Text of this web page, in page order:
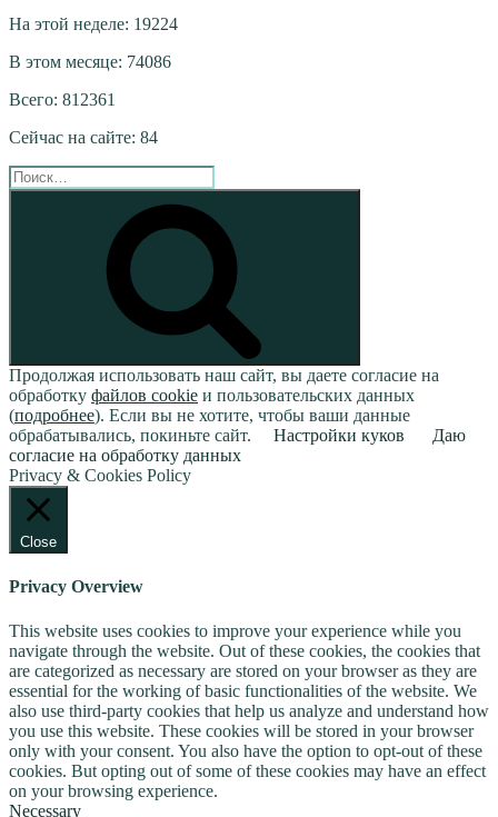
На этой неделе: 19224
В этом месяце: 74086
Всего: 812361
Сейчас на сайте: 84
Искать:
Продолжая использовать наш сайт, вы даете согласие на
обработку файлов cookie и пользовательских данных
(подробнее). Если вы не хотите, чтобы ваши данные
обрабатывались, покиньте сайт.
Настройки куков
Даю
согласие на обработку данных
Privacy & Cookies Policy
Close
Privacy Overview
This website uses cookies to improve your experience while you
navigate through the website. Out of these cookies, the cookies that
are categorized as necessary are stored on your browser as they are
essential for the working of basic functionalities of the website. We
also use third-party cookies that help us analyze and understand how
you use this website. These cookies will be stored in your browser
only with your consent. You also have the option to opt-out of these
cookies. But opting out of some of these cookies may have an effect
on your browsing experience.
Necessary